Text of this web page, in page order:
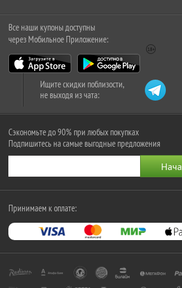
Все наши купоны доступны
через Мобильное Приложение:
Ищите скидки поблизости,
не выходя из чата:
Сэкономьте до 90% при любых покупках
Подпишитесь на самые выгодные предложения
Принимаем к оплате: